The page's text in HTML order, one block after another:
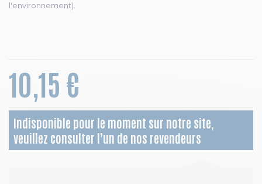
l'environnement).
10,15 €
Indisponible pour le moment sur notre site,
veuillez consulter l’un de nos revendeurs